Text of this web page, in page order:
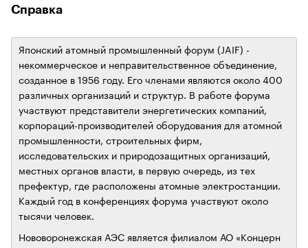
Справка
Японский атомный промышленный форум (JAIF) -
некоммерческое и неправительственное объединение,
созданное в 1956 году. Его членами являются около 400
различных организаций и структур. В работе форума
участвуют представители энергетических компаний,
корпораций-производителей оборудования для атомной
промышленности, строительных фирм,
исследовательских и природозащитных организаций,
местных органов власти, в первую очередь, из тех
префектур, где расположены атомные электростанции.
Каждый год в конференциях форума участвуют около
тысячи человек.
Нововоронежская АЭС является филиалом АО «Концерн